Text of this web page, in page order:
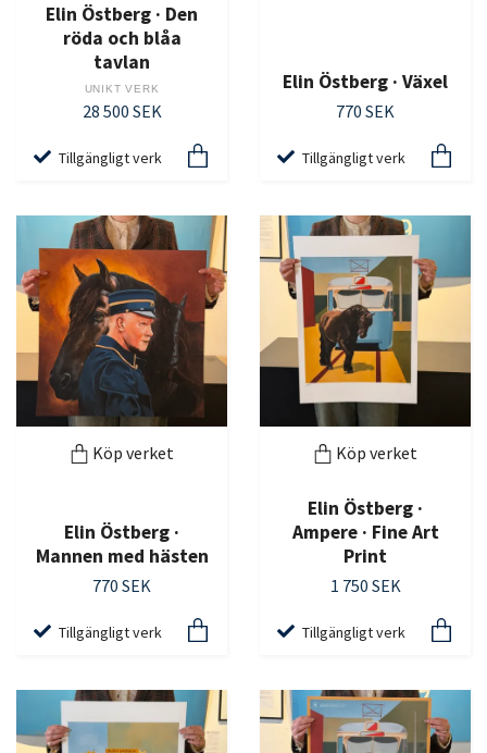
Elin Östberg · Den
röda och blåa
tavlan
UNIKT VERK
28 500 SEK
Tillgängligt verk
Elin Östberg · Växel
770 SEK
Tillgängligt verk
Köp verket
Elin Östberg ·
Mannen med hästen
770 SEK
Tillgängligt verk
Köp verket
Elin Östberg ·
Ampere · Fine Art
Print
1 750 SEK
Tillgängligt verk